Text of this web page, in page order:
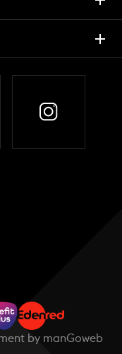
by manGoweb